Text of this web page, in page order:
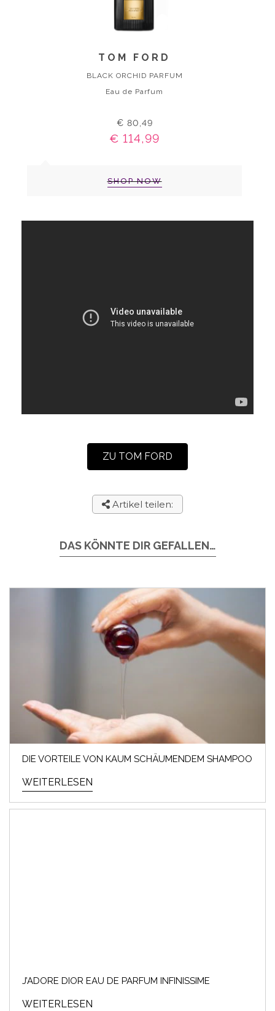
TOM FORD
BLACK ORCHID PARFUM
Eau de Parfum
€ 80,49
€ 114,99
SHOP NOW
ZU TOM FORD
Artikel teilen:
DAS KÖNNTE DIR GEFALLEN…
DIE VORTEILE VON KAUM SCHÄUMENDEM SHAMPOO
WEITERLESEN
J’ADORE DIOR EAU DE PARFUM INFINISSIME
WEITERLESEN